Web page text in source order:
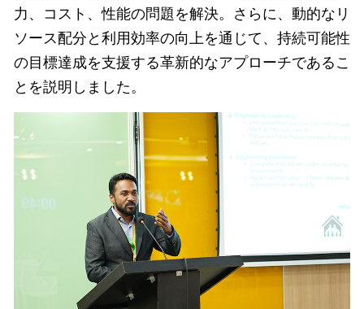
力、コスト、性能の問題を解決。さらに、動的なリ
ソース配分と利用効率の向上を通じて、持続可能性
の目標達成を支援する革新的なアプローチであるこ
とを説明しました。